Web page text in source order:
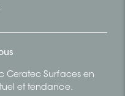
Ceratec Surfaces en
et tendance.